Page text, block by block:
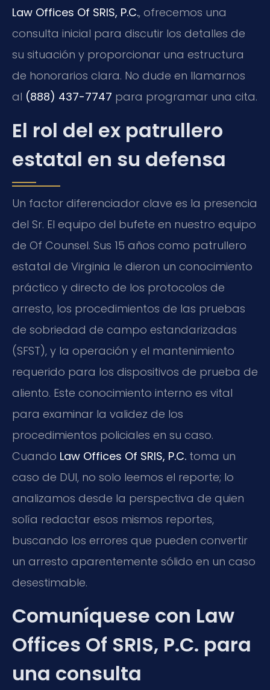
Law Offices Of SRIS, P.C., ofrecemos una
consulta inicial para discutir los detalles de
su situación y proporcionar una estructura
de honorarios clara. No dude en llamarnos
al (888) 437-7747 para programar una cita.
El rol del ex patrullero
estatal en su defensa
Un factor diferenciador clave es la presencia
del Sr. El equipo del bufete en nuestro equipo
de Of Counsel. Sus 15 años como patrullero
estatal de Virginia le dieron un conocimiento
práctico y directo de los protocolos de
arresto, los procedimientos de las pruebas
de sobriedad de campo estandarizadas
(SFST), y la operación y el mantenimiento
requerido para los dispositivos de prueba de
aliento. Este conocimiento interno es vital
para examinar la validez de los
procedimientos policiales en su caso.
Cuando Law Offices Of SRIS, P.C. toma un
caso de DUI, no solo leemos el reporte; lo
analizamos desde la perspectiva de quien
solía redactar esos mismos reportes,
buscando los errores que pueden convertir
un arresto aparentemente sólido en un caso
desestimable.
Comuníquese con Law
Offices Of SRIS, P.C. para
una consulta